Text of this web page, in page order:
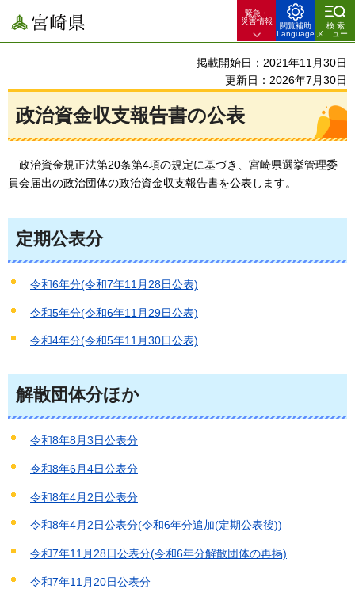
宮崎県
緊急・
災害情報
閲覧補助
Language
検索
メニュー
掲載開始日：2021年11月30日
更新日：2026年7月30日
政治資金収支報告書の公表
政治資金規正法第20条第4項の規定に基づき、宮崎県選挙管理委
員会届出の政治団体の政治資金収支報告書を公表します。
定期公表分
令和6年分(令和7年11月28日公表)
令和5年分(令和6年11月29日公表)
令和4年分(令和5年11月30日公表)
解散団体分ほか
令和8年8月3日公表分
令和8年6月4日公表分
令和8年4月2日公表分
令和8年4月2日公表分(令和6年分追加(定期公表後))
令和7年11月28日公表分(令和6年分解散団体の再掲)
令和7年11月20日公表分